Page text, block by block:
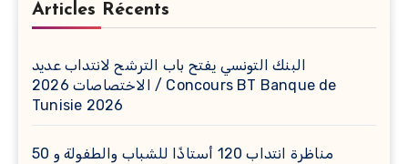
Articles Récents
البنك التونسي يفتح باب الترشح لانتداب عديد
الاختصاصات 2026 / Concours BT Banque de
Tunisie 2026
مناظرة انتداب 120 أستاذًا للشباب والطفولة و 50